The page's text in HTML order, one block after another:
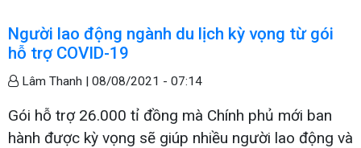
Người lao động ngành du lịch kỳ vọng từ gói
hỗ trợ COVID-19
Lâm Thanh | 08/08/2021 - 07:14
Gói hỗ trợ 26.000 tỉ đồng mà Chính phủ mới ban
hành được kỳ vọng sẽ giúp nhiều người lao động và